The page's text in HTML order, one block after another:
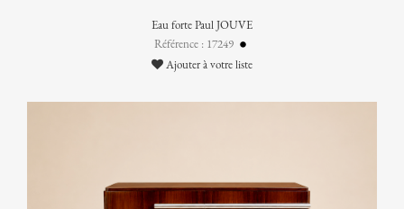
Eau forte Paul JOUVE
Référence : 17249
Ajouter à votre liste